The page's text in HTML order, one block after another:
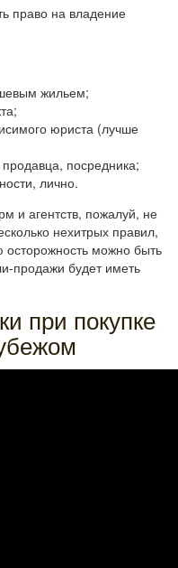
право на владение
жильем;
юриста (лучше
посредника;
лично.
и агентств, пожалуй, не
нехитрых правил,
осторожность можно быть
продажи будет иметь
при покупке